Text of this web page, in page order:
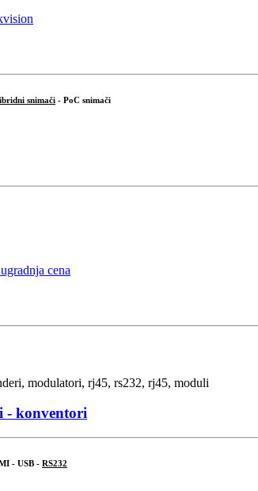
snimači - PoC snimači
- konventori
- USB - RS232